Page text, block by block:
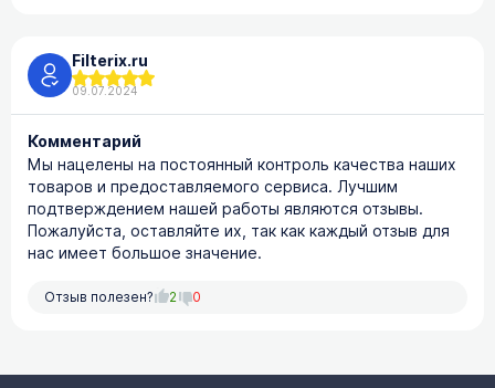
Filterix.ru
09.07.2024
Комментарий
Мы нацелены на постоянный контроль качества наших
товаров и предоставляемого сервиса. Лучшим
подтверждением нашей работы являются отзывы.
Пожалуйста, оставляйте их, так как каждый отзыв для
нас имеет большое значение.
Отзыв полезен? 2 0